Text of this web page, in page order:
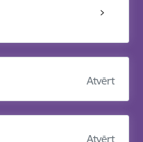
Atvērt
Atvērt